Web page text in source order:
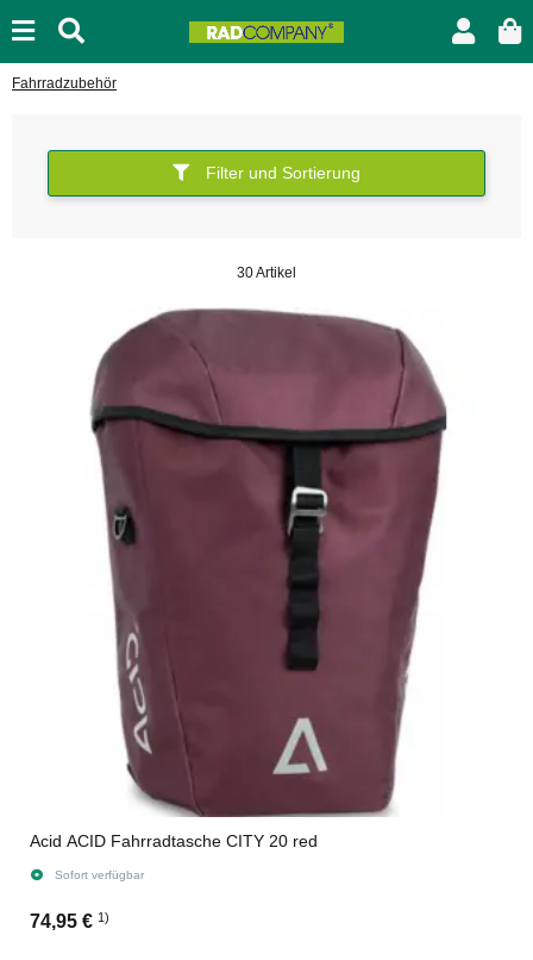
Fahrradzubehör
Filter und Sortierung
30 Artikel
Acid ACID Fahrradtasche CITY 20 red
Sofort verfügbar
74,95 € 1)